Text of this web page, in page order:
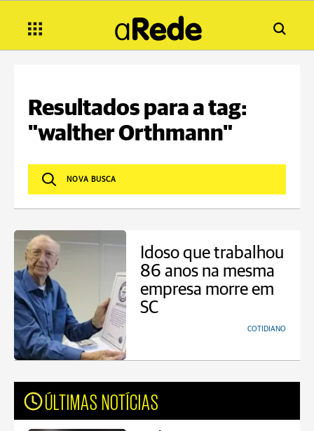
Resultados para a tag:
"walther Orthmann"
Idoso que trabalhou
86 anos na mesma
empresa morre em
SC
COTIDIANO
ÚLTIMAS NOTÍCIAS